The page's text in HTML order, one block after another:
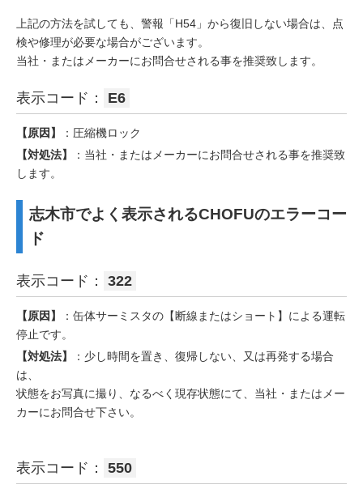
上記の方法を試しても、警報「H54」から復旧しない場合は、点
検や修理が必要な場合がございます。
当社・またはメーカーにお問合せされる事を推奨致します。
表示コード： E6
【原因】
：圧縮機ロック
【対処法】
：当社・またはメーカーにお問合せされる事を推奨致
します。
志木市でよく表示されるCHOFUのエラーコー
ド
表示コード： 322
【原因】
：缶体サーミスタの【断線またはショート】による運転
停止です。
【対処法】
：少し時間を置き、復帰しない、又は再発する場合
は、
状態をお写真に撮り、なるべく現存状態にて、当社・またはメー
カーにお問合せ下さい。
表示コード： 550